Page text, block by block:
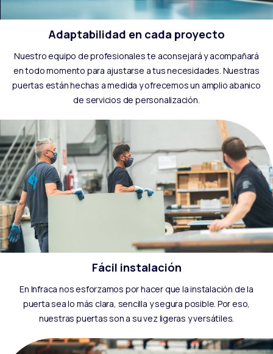
Adaptabilidad en cada proyecto
Nuestro equipo de profesionales te aconsejará y acompañará
en todo momento para ajustarse a tus necesidades. Nuestras
puertas están hechas a medida y ofrecemos un amplio abanico
de servicios de personalización.
Fácil instalación
En Infraca nos esforzamos por hacer que la instalación de la
puerta sea lo más clara, sencilla y segura posible. Por eso,
nuestras puertas son a su vez ligeras y versátiles.